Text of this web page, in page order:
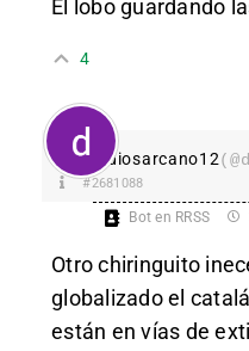
El lobo guardando
4
diosarcano12
#2681088
Bot en RRSS
Otro chiringuito
globalizado el
están en vías de